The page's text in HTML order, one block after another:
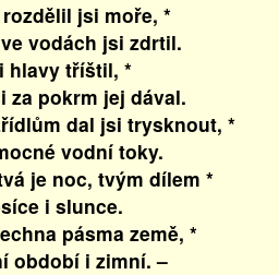
jsi moře, *
vodách jsi zdrtil.
hlavy tříštil, *
pokrm jej dával.
dal jsi trysknout, *
vodní toky.
je noc, tvým dílem *
i slunce.
pásma země, *
i zimní. –